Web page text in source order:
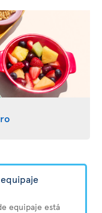
equipaje está